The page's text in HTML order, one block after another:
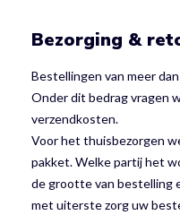
Bezorging &
Bestellingen van meer
Onder dit bedrag vragen
verzendkosten.
Voor het thuisbezorgen
pakket. Welke partij het
de grootte van bestelling
met uiterste zorg uw